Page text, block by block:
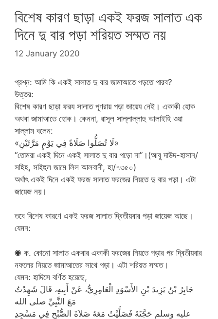
বিশেষ কারণ ছাড়া একই ফরজ সালাত এক
দিনে দু বার পড়া শরিয়ত সম্মত নয়
12 January 2020
প্রশ্ন: আমি কি একই সালাত দু বার জামাআতে পড়তে পারব?
উত্তর:
বিশেষ কারণ ছাড়া ফরয সালাত পূণরায় পড়া জায়েয নেই। একাকী হোক
অথবা জামাআতে হোক। কেননা, রাসূল সাল্লাল্লাহু আলাইহি ওয়া
সাল্লাম বলেন:
«لَا تُصَلُّوا صَلَاةً فِي يَوْمٍ مَرَّتَيْنِ»
“তোমরা একই দিনে একই সালাত দু বার পড়ো না”।(আবু দাউদ-হাসান/
সহিহ, সহিহুল জামে লিল আলবানী, হা/৭৩৫০)
অর্থাৎ একই দিনে একই ফরজ সালাত ফরজের নিয়তে দু বার পড়া। এটা
জায়েজ নয়।
তবে বিশেষ কারণে একই ফরজ সালাত দ্বিতীয়বার পড়া জায়েজ আছে।
যেমন:
◉ ক. কোনো সালাত একবার একাকী ফরজের নিয়তে পড়ার পর দ্বিতীয়বার
নফলের নিয়তে জামাআতের সাথে পড়া। এটা শরিয়ত সম্মত।
যেমন: হাদিসে বর্ণিত হয়েছে,
جَابِرُ بْنُ يَزِيدَ بْنِ الأَسْوَدِ الْعَامِرِيُّ، عَنْ أَبِيهِ، قَالَ شَهِدْتُ
مَعَ النَّبِيِّ صلى الله
عليه وسلم حَجَّتَهُ فَصَلَّيْتُ مَعَهُ صَلاَةَ الصُّبْحِ فِي مَسْجِدِ